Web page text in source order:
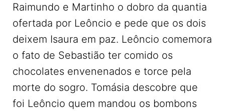
Raimundo e Martinho o dobro da quantia
ofertada por Leôncio e pede que os dois
deixem Isaura em paz. Leôncio comemora
o fato de Sebastião ter comido os
chocolates envenenados e torce pela
morte do sogro. Tomásia descobre que
foi Leôncio quem mandou os bombons